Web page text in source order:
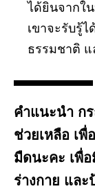
ได้ยินจากใ
เขาจะรับรู้ไ
ธรรมชาติ แ
คำแนะนำ ก
ช่วยเหลือ เ
มืดนะคะ เพื่
ร่างกาย แล